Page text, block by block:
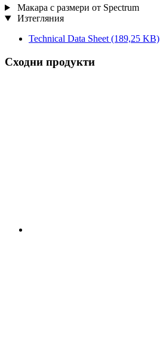
Макара с размери от Spectrum
Изтегляния
Technical Data Sheet (189,25 KB)
Сходни продукти